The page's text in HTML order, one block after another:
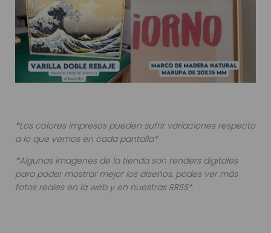
*Los colores impresos pueden sufrir variaciones respecto
a lo que vemos en cada pantalla*
*Algunas imagenes de la tienda son renders digitales
para poder mostrar mejor los diseños, podes ver más
fotos reales en la web y en nuestras RRSS*